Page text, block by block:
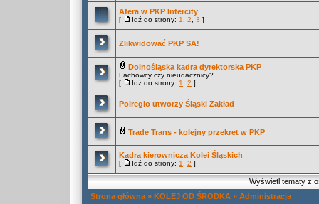
Afera w PKP Intercity
[ Idź do strony: 1 2 3 ]
Zlikwidować PKP SA!
Dolnośląska kadra dyrektorska PKP
Fachowcy czy nieudacznicy?
[
Idź do strony: 1 2 ]
Polregio utworzy Śląski Zakład
Trade Trans - kolejny przekręt w PKP
Kadra kierownicza Kolei Śląskich
[ Idź do strony: 1 2 ]
Wyświetl tematy z
Strona główna » KOLEJ OD ŚRODKA » Administracja